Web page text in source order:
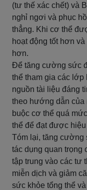
(tư thế xác chết) và
nghỉ ngơi và phục
thẳng. Khi cơ thể
hoạt động tốt hơn
hơn.
Để tăng cường sức
thể tham gia các
nguồn tài liệu đáng
theo hướng dẫn
buộc cơ thể quá
thể để đạt được hiệu
Tóm lại, tăng cường
tác dụng quan trọng
tập trung vào các tư
miễn dịch và giảm
sức khỏe tổng thể